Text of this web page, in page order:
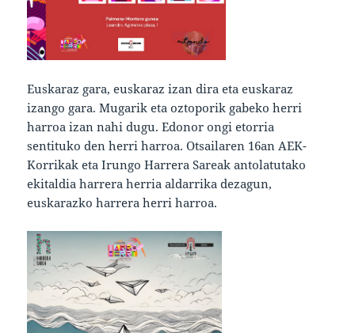
Euskaraz gara, euskaraz izan dira eta euskaraz
izango gara. Mugarik eta oztoporik gabeko herri
harroa izan nahi dugu. Edonor ongi etorria
sentituko den herri harroa. Otsailaren 16an AEK-
Korrikak eta Irungo Harrera Sareak antolatutako
ekitaldia harrera herria aldarrika dezagun,
euskarazko harrera herri harroa.